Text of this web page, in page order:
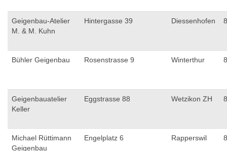
Geigenbau-Atelier
M. & M. Kuhn
Hintergasse 39 Diessenhofen
Bühler Geigenbau Rosenstrasse 9 Winterthur
Geigenbauatelier
Keller
Eggstrasse 88 Wetzikon ZH
Michael Rüttimann
Geigenbau
Engelplatz 6 Rapperswil